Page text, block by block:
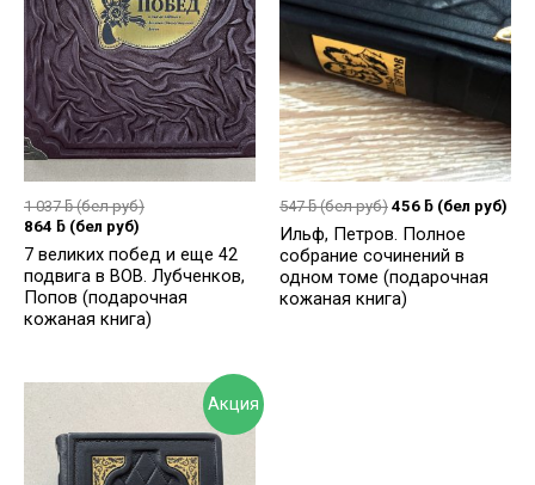
1 037ƃ(бел руб)
864 ƃ (бел руб)
7 великих побед и еще 42
подвига в ВОВ. Лубченков,
Попов (подарочная
кожаная книга)
547ƃ(бел руб) 456 ƃ (бел руб)
Ильф, Петров. Полное
собрание сочинений в
одном томе (подарочная
кожаная книга)
Акция